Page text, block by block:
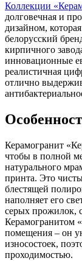
Коллекции
долговечная и
дизайном,
белорусский
кирпичного
инновационные
реалистичная
отлично
Керамогранит
чтобы в полной
натурального
принта. Это
блестящей
наполняет его
серых прожилок,
Керамогранитом
помещения – он
износостоек,
проходимостью.